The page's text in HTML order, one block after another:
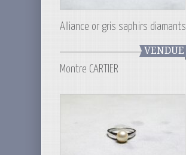
Alliance or gris saphirs diamants
VENDUE
Montre CARTIER